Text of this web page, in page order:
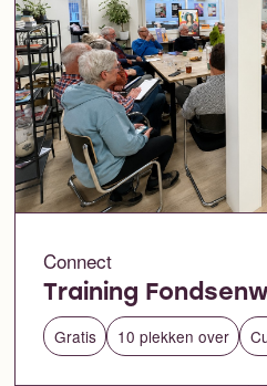
Connect
Training
Gratis 10 plekken over